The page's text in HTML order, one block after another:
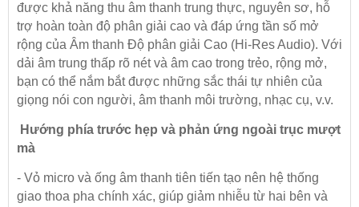
được khả năng thu âm thanh trung thực, nguyên sơ, hỗ
trợ hoàn toàn độ phân giải cao và đáp ứng tần số mở
rộng của Âm thanh Độ phân giải Cao (Hi-Res Audio). Với
dải âm trung thấp rõ nét và âm cao trong trẻo, rộng mở,
bạn có thể nắm bắt được những sắc thái tự nhiên của
giọng nói con người, âm thanh môi trường, nhạc cụ, v.v.
Hướng phía trước hẹp và phản ứng ngoài trục mượt
mà
- Vỏ micro và ống âm thanh tiên tiến tạo nên hệ thống
giao thoa pha chính xác, giúp giảm nhiễu từ hai bên và